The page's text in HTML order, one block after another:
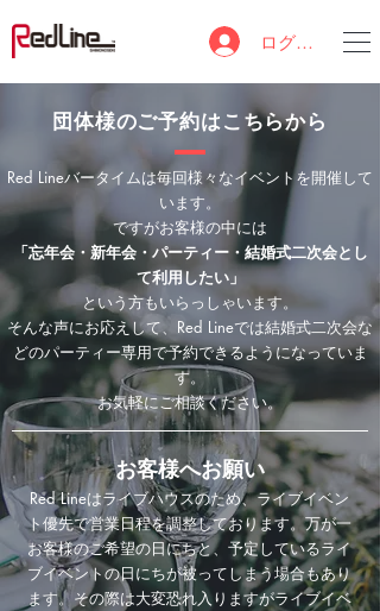
ログイン
​団体様のご予約はこちらから
Red Lineバータイムは毎回様々なイベントを開催して
います。
ですがお客様の中には
「忘年会・新年会・パーティー・結婚式二次会とし
て利用したい」
という方もいらっしゃいます。
そんな声にお応えして、Red Lineでは結婚式二次会な
どのパーティー専用で予約できるようになっていま
す。
​お気軽にご相談ください。
お客様へお願い​
Red Lineはライブハウスのため、ライブイベン
ト優先で営業日程を調整しております。万が一
お客様のご希望の日にちと、予定しているライ
ブイベントの日にちが被ってしまう場合もあり
ます。その際は大変恐れ入りますがライブイベ